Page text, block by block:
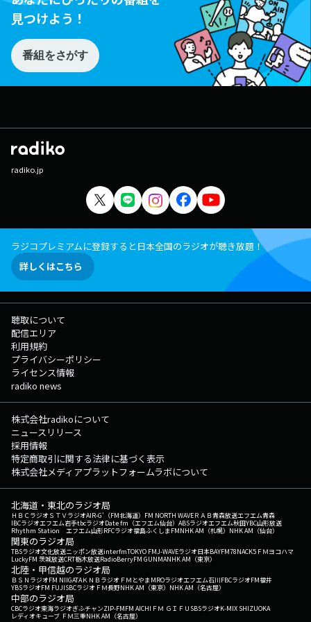
見つけよう！
番組をさがす
radiko.jp
ラジコプレミアムに登録すると日本全国のラジオが聴き放題！
詳しくはこちら
聴取について
配信エリア
利用規約
プライバシーポリシー
ライセンス情報
radiko news
株式会社radikoについて
ニュースリリース
採用情報
特定商取引に関する法律に基づく表示
株式会社メディアプラットフォームラボについて
北海道・東北のラジオ局
ＨＢＣラジオＳＴＶラジオAIR-G'（FM北海道） FM NORTH WAVEＲＡＢ青森放送エフエム青森
IBCラジオエフエム岩手tbcラジオDate fm（エフエム仙台） ABSラジオエフエム秋田YBC山形放送
Rhythm Station エフエム山形RFCラジオ福島ふくしまFMNHK AM（札幌） NHK AM（仙台）
関東のラジオ局
TBSラジオ文化放送ニッポン放送interfmTOKYO FMJ-WAVEラジオ日本BAYFM78NACK5 ＦＭヨコハマ
LuckyFM 茨城放送CRT栃木放送RadioBerryFM GUNMANHK AM（東京）
北陸・甲信越のラジオ局
ＢＳＮラジオFM NIIGATAＫＮＢラジオ ＦＭとやまMROラジオエフエム石川FBCラジオFM福井
YBSラジオFM FUJISBCラジオ ＦＭ長野NHK AM（東京） NHK AM（名古屋）
中部のラジオ局
CBCラジオ東海ラジオぎふチャンZIP-FMFM AICHI ＦＭ ＧＩＦＵ SBSラジオK-MIX SHIZUOKA
レディオキューブ ＦＭ三重NHK AM（名古屋）